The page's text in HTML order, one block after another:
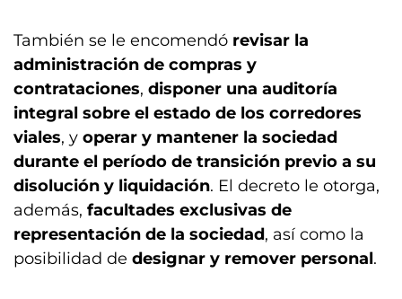
También se le encomendó revisar la
administración de compras y
contrataciones, disponer una auditoría
integral sobre el estado de los corredores
viales, y operar y mantener la sociedad
durante el período de transición previo a su
disolución y liquidación. El decreto le otorga,
además, facultades exclusivas de
representación de la sociedad, así como la
posibilidad de designar y remover personal.